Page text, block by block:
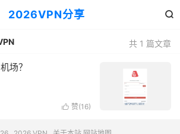
2026VPN分享 
共 1 篇文章
场？
 赞(16)